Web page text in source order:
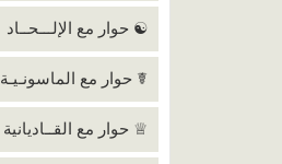
☯ حوار مع الإلـــحــاد
☤ حوار مع الماسونـيـة
♕ حوار مع القــاديانية